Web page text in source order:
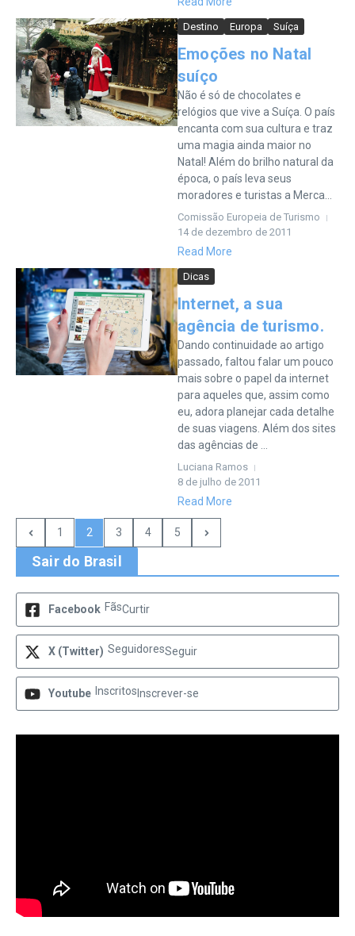
Destino Europa Suíça
Emoções no Natal
suíço
Não é só de chocolates e
relógios que vive a Suíça. O país
encanta com sua cultura e traz
uma magia ainda maior no
Natal! Além do brilho natural da
época, o país leva seus
moradores e turistas a Merca...
Comissão Europeia de Turismo
14 de dezembro de 2011
Read More
Dicas
Internet, a sua
agência de turismo.
Dando continuidade ao artigo
passado, faltou falar um pouco
mais sobre o papel da internet
para aqueles que, assim como
eu, adora planejar cada detalhe
de suas viagens. Além dos sites
das agências de ...
Luciana Ramos
8 de julho de 2011
Read More
1 2 3 4 5
Sair do Brasil
Facebook FãsCurtir
X (Twitter) SeguidoresSeguir
Youtube Inscritos Inscrever-se